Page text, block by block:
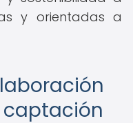
y orientadas a